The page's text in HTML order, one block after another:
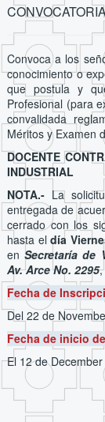
Convoca a los
conocimiento o
que postula y
Profesional (para
convalidada
Méritos y Examen
DOCENTE
INDUSTRIAL
NOTA.- La
entregada de
cerrado con los
hasta el día
enSecretaría de
Av. Arce No. 2295,
Fecha de
Del 22 de
Fecha de inicio
El 12 de